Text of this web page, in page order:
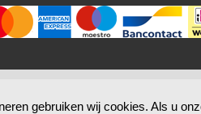
gebruiken wij cookies. Als u
©